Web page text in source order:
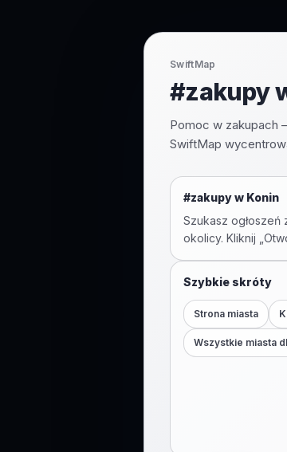
SwiftMap
#zakupy
Pomoc w zakupach
SwiftMap
#zakupyw Konin
Szukasz ogłoszeń
okolicy. Kliknij
Szybkie skróty
Strona miasta
Wszystkie miasta